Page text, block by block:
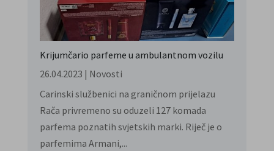
Krijumčario parfeme u ambulantnom vozilu
26.04.2023 | Novosti
Carinski službenici na graničnom prijelazu
Rača privremeno su oduzeli 127 komada
parfema poznatih svjetskih marki. Riječ je o
parfemima Armani,...